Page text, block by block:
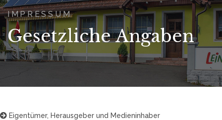
IMPRESSUM
Gesetzliche Angaben
 Eigentümer, Herausgeber und Medieninhaber